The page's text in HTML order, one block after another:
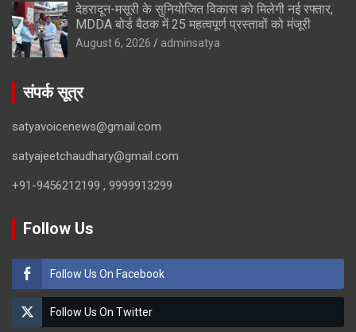
देहरादून-मसूरी के सुनियोजित विकास को मिलेगी नई रफ्तार,
MDDA बोर्ड बैठक में 25 महत्वपूर्ण प्रस्तावों को मंजूरी
August 6, 2026 adminsatya
संपर्क सूत्र
satyavoicenews@gmail.com
satyajeetchaudhary@gmail.com
+91-9456212199 , 9999913299
Follow Us
Follow Us On Facebook
Follow Us On Twitter